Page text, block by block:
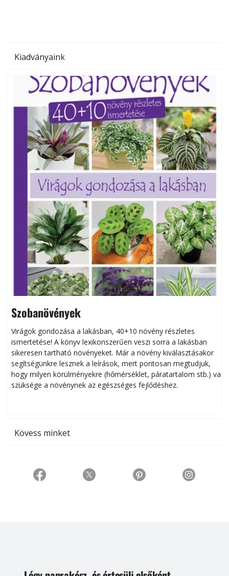
Kiadványaink
Szobanövények
Virágok gondozása a lakásban, 40+10 növény részletes
ismertetése! A könyv lexikonszerűen veszi sorra a lakásban
sikeresen tart­ha­tó növényeket. Már a növény kiválasztásakor
segítségünkre lesznek a leírások, mert pontosan megtudjuk,
hogy milyen körülményekre (hőmérséklet, páratartalom stb.) van
szüksége a növénynek az egészséges fejlődéshez.
Kövess minket